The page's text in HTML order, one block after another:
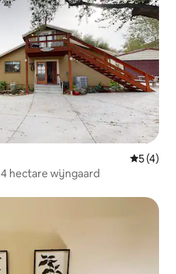
5 (4)
hectare wijngaard